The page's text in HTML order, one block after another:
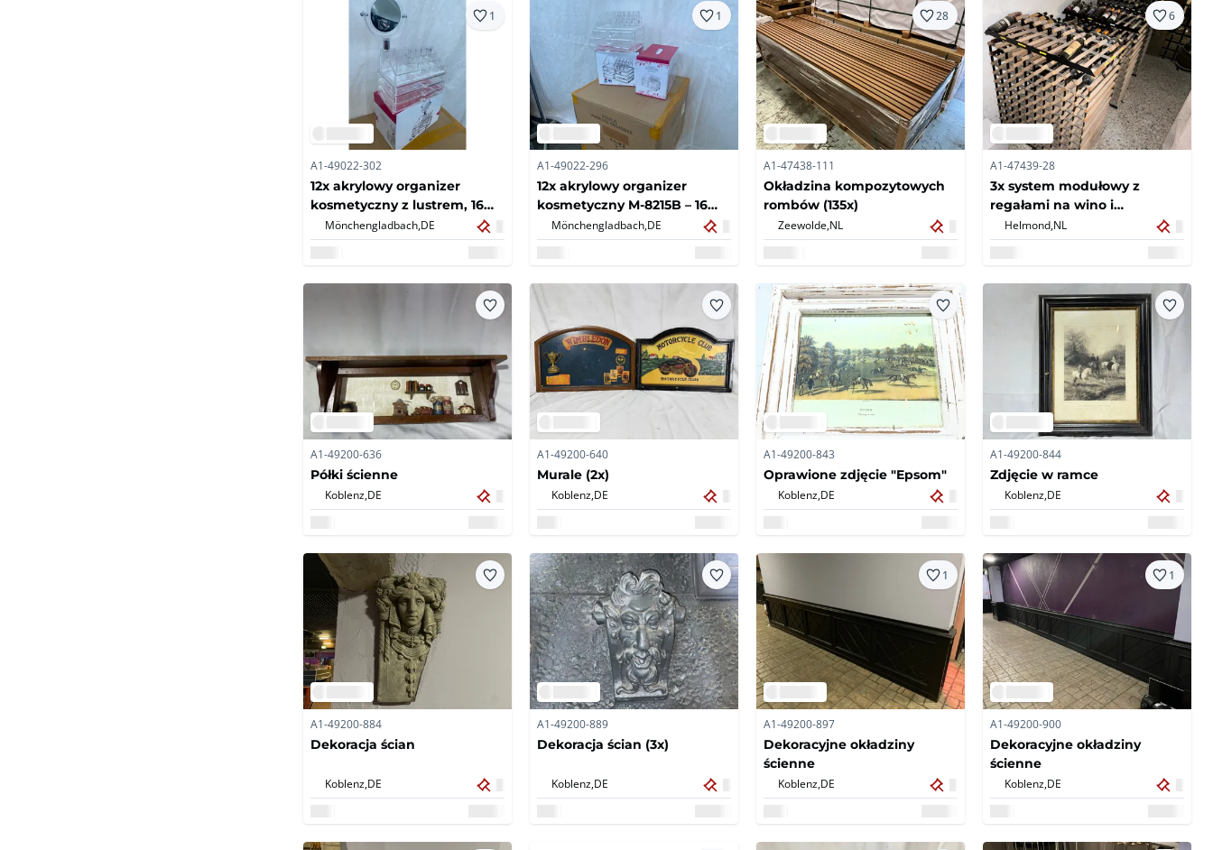
1
A1-49022-302
12x akrylowy organizer
kosmetyczny z lustrem, 16
komor i 3 szuflady –
nowe/oryginalne
Mönchengladbach, DE
1
A1-49022-296
12x akrylowy organizer
kosmetyczny M-8215B – 16
przegródek, 3 szuflady –
nowe/oryginalne pudełko
Mönchengladbach, DE
28
A1-47438-111
Okładzina kompozytowych
rombów (135x)
Zeewolde, NL
6
A1-47439-28
3x system modułowy z
regałami na wino i
elementami betonowymi
(upadłość)
Helmond, NL
A1-49200-636
Półki ścienne
Koblenz, DE
A1-49200-640
Murale (2x)
Koblenz, DE
A1-49200-843
Oprawione zdjęcie "Epsom"
Koblenz, DE
A1-49200-844
Zdjęcie w ramce
Koblenz, DE
A1-49200-884
Dekoracja ścian
Koblenz, DE
A1-49200-889
Dekoracja ścian (3x)
Koblenz, DE
1
A1-49200-897
Dekoracyjne okładziny
ścienne
Koblenz, DE
1
A1-49200-900
Dekoracyjne okładziny
ścienne
Koblenz, DE